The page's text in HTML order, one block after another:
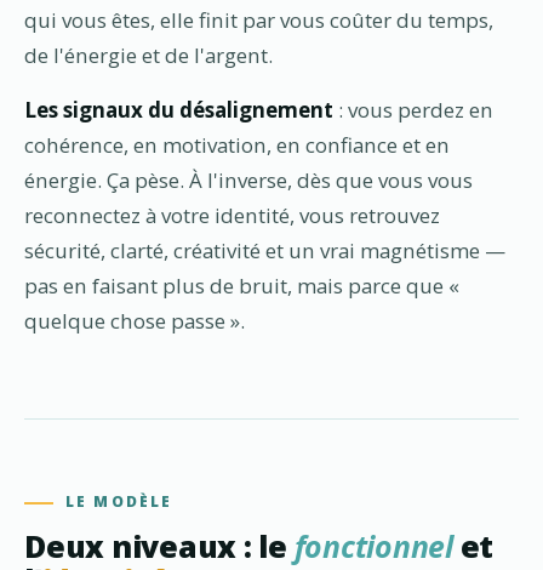
qui vous êtes, elle finit par vous coûter du temps,
de l'énergie et de l'argent.
Les signaux du désalignement : vous perdez en
cohérence, en motivation, en confiance et en
énergie. Ça pèse. À l'inverse, dès que vous vous
reconnectez à votre identité, vous retrouvez
sécurité, clarté, créativité et un vrai magnétisme —
pas en faisant plus de bruit, mais parce que «
quelque chose passe ».
LE MODÈLE
Deux niveaux : le fonctionnelet